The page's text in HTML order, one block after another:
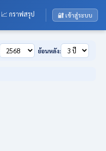
📈 กราฟสรุป 🔐 เข้าสู่ระบบ
ย้อนหลัง: